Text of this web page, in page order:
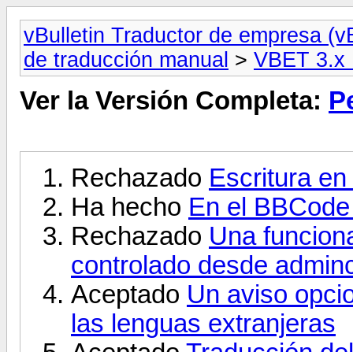
vBulletin Traductor de empresa
de traducción manual > VBET 3.x
Ver la Versión Completa:
Rechazado Escritura
Ha hecho En el
Rechazado Una
controlado desde
Aceptado Un aviso
las lenguas extranjeras